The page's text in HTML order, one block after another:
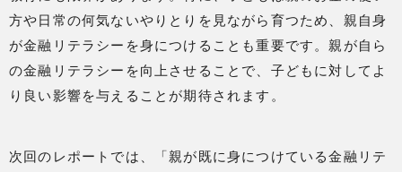
方や日常の何気ないやりとりを見ながら育つため、親自身
が金融リテラシーを身につけることも重要です。親が自ら
の金融リテラシーを向上させることで、子どもに対してよ
り良い影響を与えることが期待されます。
次回のレポートでは、「親が既に身につけている金融リテ